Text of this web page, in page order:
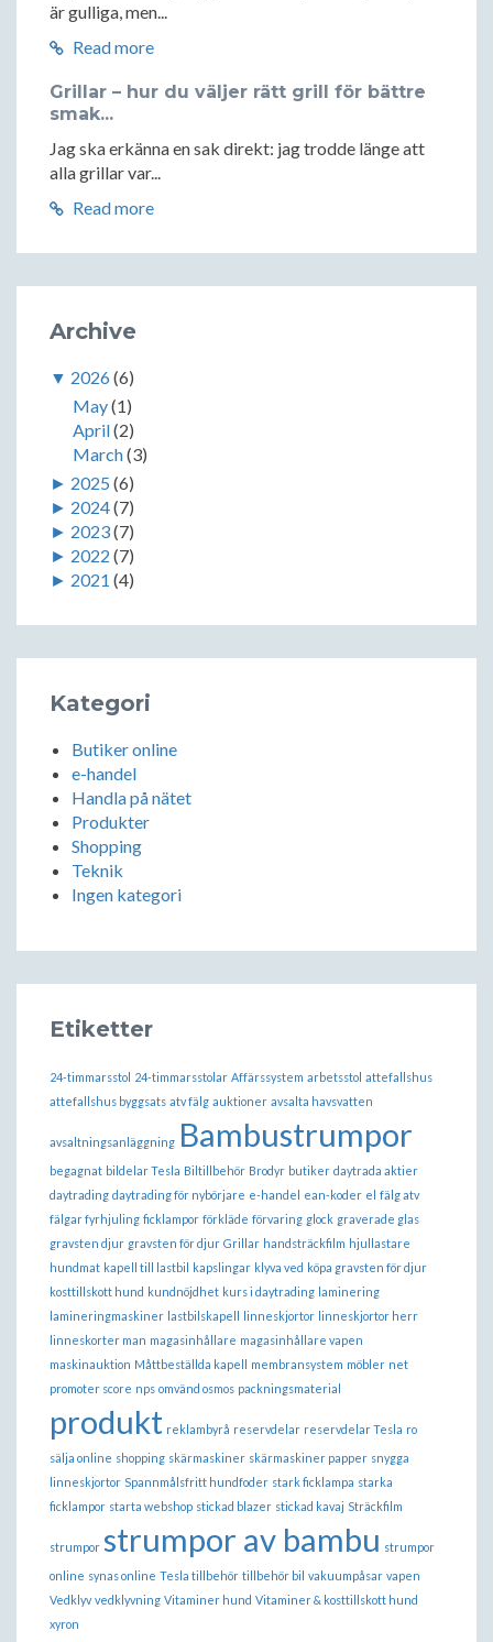
är gulliga, men...
Read more
Grillar – hur du väljer rätt grill för bättre
smak...
Jag ska erkänna en sak direkt: jag trodde länge att
alla grillar var...
Read more
Archive
▼ 2026(6)
May(1)
April(2)
March(3)
► 2025 (6)
► 2024(7)
► 2023(7)
► 2022 (7)
► 2021 (4)
Kategori
Butiker online
e-handel
Handla på nätet
Produkter
Shopping
Teknik
Ingen kategori
Etiketter
24-timmarsstol 24-timmarsstolar Affärssystem arbetsstol attefallshus
attefallshus byggsats atv fälg auktioner avsalta havsvatten
avsaltningsanläggning Bambustrumpor
begagnat bildelar Tesla Biltillbehör Brodyr butiker daytrada aktier
daytrading daytrading för nybörjare e-handel ean-koder el fälg atv
fälgar fyrhjuling ficklampor förkläde förvaring glock graverade glas
gravsten djur gravsten för djur Grillar handsträckfilm hjullastare
hundmat kapell till lastbil kapslingar klyva ved köpa gravsten för djur
kosttillskott hund kundnöjdhet kurs i daytrading laminering
lamineringmaskiner lastbilskapell linneskjortor linneskjortor herr
linneskorter man magasinhållare magasinhållare vapen
maskinauktion Måttbeställda kapell membransystem möbler net
promoter score nps omvänd osmos packningsmaterial
produkt reklambyrå reservdelar reservdelar Tesla ro
sälja online shopping skärmaskiner skärmaskiner papper snygga
linneskjortor Spannmålsfritt hundfoder stark ficklampa starka
ficklampor starta webshop stickad blazer stickad kavaj Sträckfilm
strumpor strumpor av bambu strumpor
online synas online Tesla tillbehör tillbehör bil vakuumpåsar vapen
Vedklyv vedklyvning Vitaminer hund Vitaminer & kosttillskott hund
xyron